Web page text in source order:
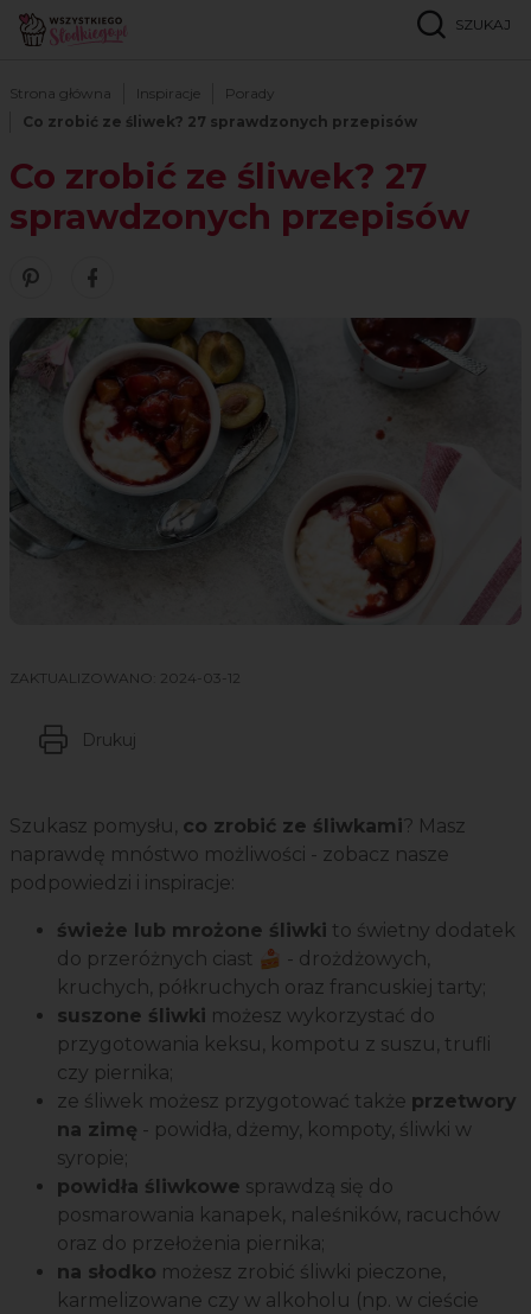
SZUKAJ
Strona główna Inspiracje
Porady
Co zrobić ze śliwek? 27 sprawdzonych przepisów
Co zrobić ze śliwek? 27
sprawdzonych przepisów
Zobacz nasze piny w serwisie Pinterest
Śledź nas na Facebooku
ZAKTUALIZOWANO: 2024-03-12
Drukuj
Szukasz pomysłu, co zrobić ze śliwkami? Masz
naprawdę mnóstwo możliwości - zobacz nasze
podpowiedzi i inspiracje:
świeże lub mrożone śliwki to świetny dodatek
do przeróżnych ciast 🍰 - drożdżowych,
kruchych, półkruchych oraz francuskiej tarty;
suszone śliwki możesz wykorzystać do
przygotowania keksu, kompotu z suszu, trufli
czy piernika;
ze śliwek możesz przygotować także przetwory
na zimę - powidła, dżemy, kompoty, śliwki w
syropie;
powidła śliwkowe sprawdzą się do
posmarowania kanapek, naleśników, racuchów
oraz do przełożenia piernika;
na słodko możesz zrobić śliwki pieczone,
karmelizowane czy w alkoholu (np. w cieście